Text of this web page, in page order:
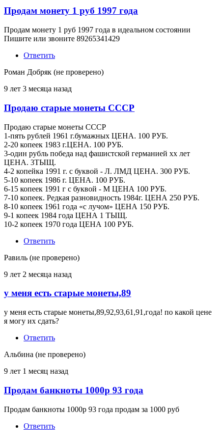
Продам монету 1 руб 1997 года
Продам монету 1 руб 1997 года в идеальном состоянии
Пишите или звоните 89265341429
Ответить
Роман Добряк (не проверено)
9 лет 3 месяца назад
Продаю старые монеты СССР
Продаю старые монеты СССР
1-пять рублей 1961 г.бумажных ЦЕНА. 100 РУБ.
2-20 копеек 1983 г.ЦЕНА. 100 РУБ.
3-один рубль победа над фашистской германией хх лет
ЦЕНА. 3ТЫЩ.
4-2 копейка 1991 г. с буквой - Л. ЛМД ЦЕНА. 300 РУБ.
5-10 копеек 1986 г. ЦЕНА. 100 РУБ.
6-15 копеек 1991 г с буквой - М ЦЕНА 100 РУБ.
7-10 копеек. Редкая разновидность 1984г. ЦЕНА 250 РУБ.
8-10 копеек 1961 года «с лучом» ЦЕНА 150 РУБ.
9-1 копеек 1984 года ЦЕНА 1 ТЫЩ.
10-2 копеек 1970 года ЦЕНА 100 РУБ.
Ответить
Равиль (не проверено)
9 лет 2 месяца назад
у меня есть старые монеты,89
у меня есть старые монеты,89,92,93,61,91,года! по какой цене
я могу их сдать?
Ответить
Альбина (не проверено)
9 лет 1 месяц назад
Продам банкноты 1000р 93 года
Продам банкноты 1000р 93 года продам за 1000 руб
Ответить